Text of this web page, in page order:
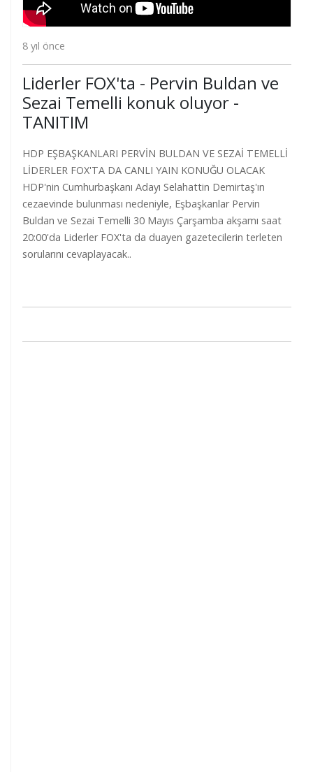
8 yıl önce
Liderler FOX'ta - Pervin Buldan ve
Sezai Temelli konuk oluyor -
TANITIM
HDP EŞBAŞKANLARI PERVİN BULDAN VE SEZAİ TEMELLİ
LİDERLER FOX'TA DA CANLI YAIN KONUĞU OLACAK
HDP'nin Cumhurbaşkanı Adayı Selahattin Demirtaş'ın
cezaevinde bulunması nedeniyle, Eşbaşkanlar Pervin
Buldan ve Sezai Temelli 30 Mayıs Çarşamba akşamı saat
20:00'da Liderler FOX'ta da duayen gazetecilerin terleten
sorularını cevaplayacak..